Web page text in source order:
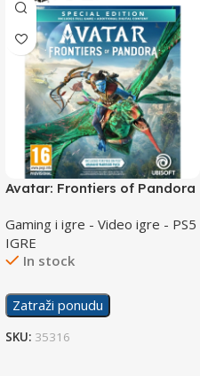
Avatar: Frontiers of Pandora
Gaming i igre - Video igre - PS5
IGRE
In stock
Zatraži ponudu
SKU: 35316